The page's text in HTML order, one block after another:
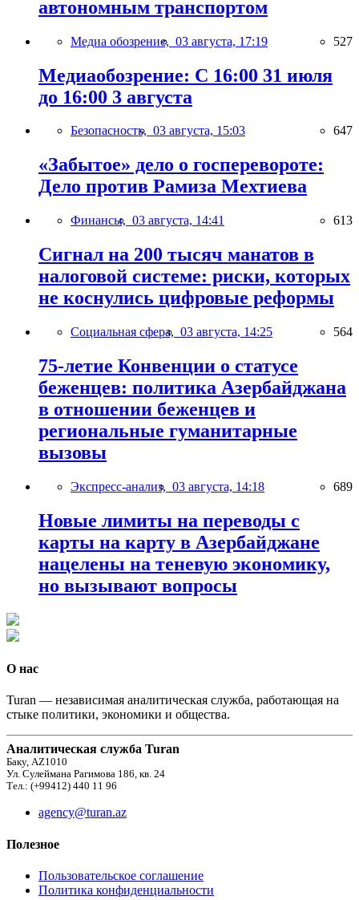
автономным транспортом
Медиа обозрение, 03 августа, 17:19 527
Медиаобозрение: С 16:00 31 июля
до 16:00 3 августа
Безопасность, 03 августа, 15:03 647
«Забытое» дело о госперевороте:
Дело против Рамиза Мехтиева
Финансы, 03 августа, 14:41 613
Сигнал на 200 тысяч манатов в
налоговой системе: риски, которых
не коснулись цифровые реформы
Социальная сфера, 03 августа, 14:25 564
75-летие Конвенции о статусе
беженцев: политика Азербайджана
в отношении беженцев и
региональные гуманитарные
вызовы
Экспресс-анализ, 03 августа, 14:18 689
Новые лимиты на переводы с
карты на карту в Азербайджане
нацелены на теневую экономику,
но вызывают вопросы
О нас
Turan — независимая аналитическая служба, работающая на
стыке политики, экономики и общества.
Аналитическая служба Turan
Баку, AZ1010
Ул. Сулеймана Рагимова 186, кв. 24
Тел.: (+99412) 440 11 96
agency@turan.az
Полезное
Пользовательское соглашение
Политика конфиденциальности